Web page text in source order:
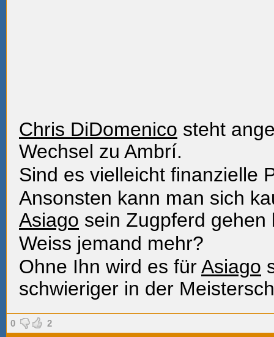
Chris DiDomenico steht
Wechsel zu Ambrí.
Sind es vielleicht finanzielle
Ansonsten kann man sich
Asiago sein Zugpferd gehen
Weiss jemand mehr?
Ohne Ihn wird es fürAsiago
schwieriger in der
0 2